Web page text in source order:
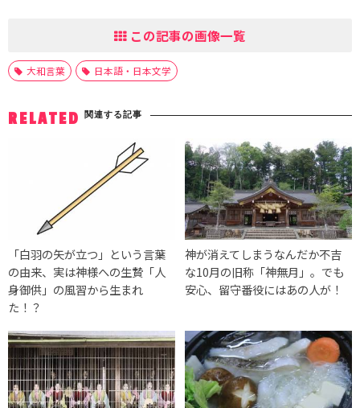
この記事の画像一覧
大和言葉 日本語・日本文学
RELATED 関連する記事
「白羽の矢が立つ」という言葉
の由来、実は神様への生贄「人
身御供」の風習から生まれ
た！？
神が消えてしまうなんだか不吉
な10月の旧称「神無月」。でも
安心、留守番役にはあの人が！